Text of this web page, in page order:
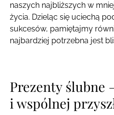
naszych najbliższych w
życia. Dzieląc się uciechą
sukcesów, pamiętajmy
najbardziej potrzebna jest
Prezenty ślubne
i wspólnej